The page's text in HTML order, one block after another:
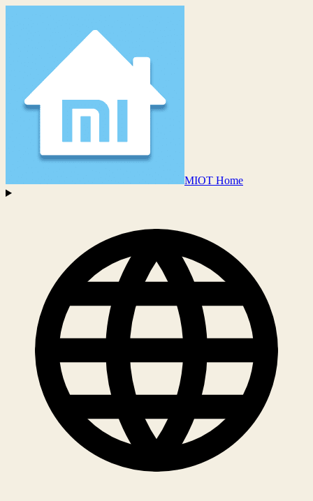
MIOT Home